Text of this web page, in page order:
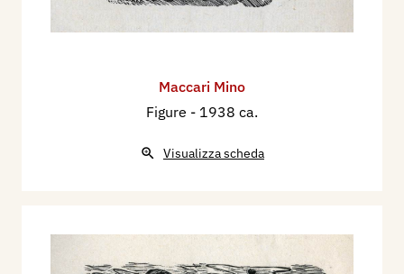
Maccari Mino
Figure - 1938 ca.
Visualizza scheda